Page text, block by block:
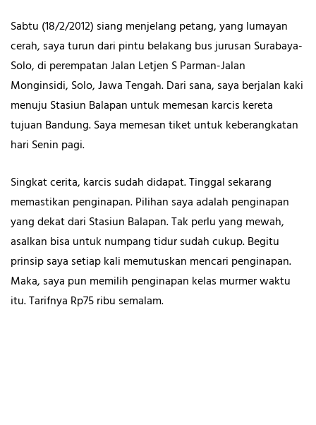
Sabtu (18/2/2012) siang menjelang petang, yang lumayan
cerah, saya turun dari pintu belakang bus jurusan Surabaya-
Solo, di perempatan Jalan Letjen S Parman-Jalan
Monginsidi, Solo, Jawa Tengah. Dari sana, saya berjalan kaki
menuju Stasiun Balapan untuk memesan karcis kereta
tujuan Bandung. Saya memesan tiket untuk keberangkatan
hari Senin pagi.
Singkat cerita, karcis sudah didapat. Tinggal sekarang
memastikan penginapan. Pilihan saya adalah penginapan
yang dekat dari Stasiun Balapan. Tak perlu yang mewah,
asalkan bisa untuk numpang tidur sudah cukup. Begitu
prinsip saya setiap kali memutuskan mencari penginapan.
Maka, saya pun memilih penginapan kelas murmer waktu
itu. Tarifnya Rp75 ribu semalam.